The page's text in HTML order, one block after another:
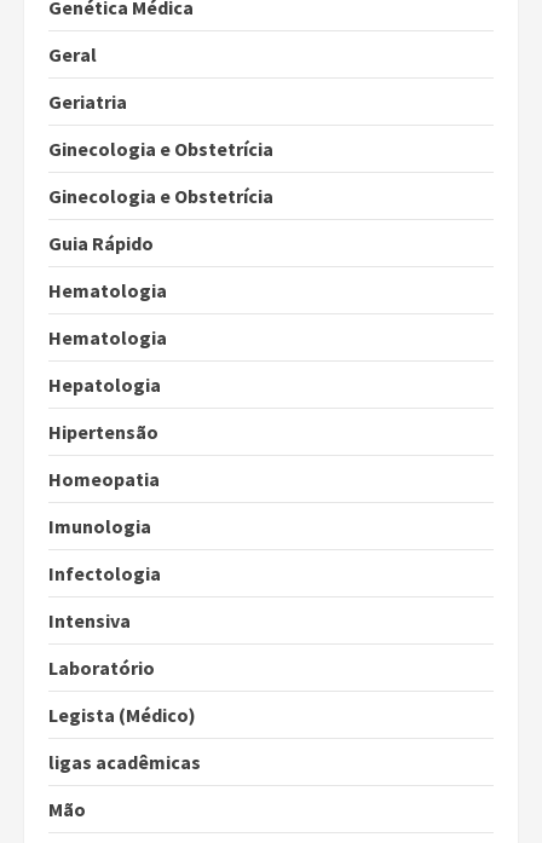
Genética Médica
Geral
Geriatria
Ginecologia e Obstetrícia
Ginecologia e Obstetrícia
Guia Rápido
Hematologia
Hematologia
Hepatologia
Hipertensão
Homeopatia
Imunologia
Infectologia
Intensiva
Laboratório
Legista (Médico)
ligas acadêmicas
Mão